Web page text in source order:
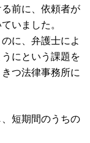
前に、依頼者が
いました。
に、弁護士によ
にという課題を
つ法律事務所に
短期間のうちの